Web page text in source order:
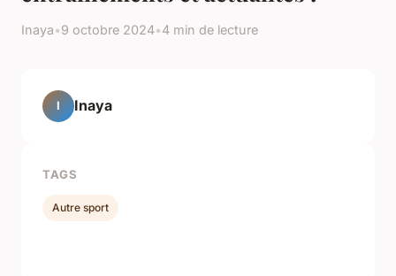
Inaya•9 octobre 2024•4 min de lecture
I Inaya
TAGS
Autre sport